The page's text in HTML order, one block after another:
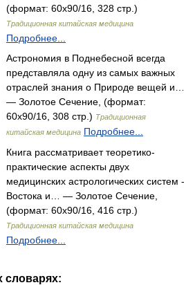
(формат: 60x90/16, 328 стр.)
Традиционная китайская медицина
Подробнее...
Астрономия в Поднебесной всегда
представляла одну из самых важных
отраслей знания о Природе вещей и…
— Золотое Сечение, (формат:
60x90/16, 308 стр.) Традиционная
китайская медицина Подробнее...
Книга рассматривает теоретико-
практические аспекты двух
медицинских астрологических систем -
Востока и… — Золотое Сечение,
(формат: 60x90/16, 416 стр.)
Традиционная китайская медицина
Подробнее...
словарях: